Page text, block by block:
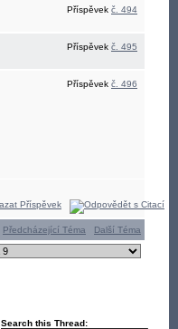
Příspěvek č. 494
Příspěvek č. 495
Příspěvek č. 496
Předcházející Téma Další Téma
Search this Thread: